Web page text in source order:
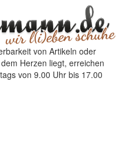
von Artikeln oder
Herzen liegt, erreichen
von 9.00 Uhr bis 17.00